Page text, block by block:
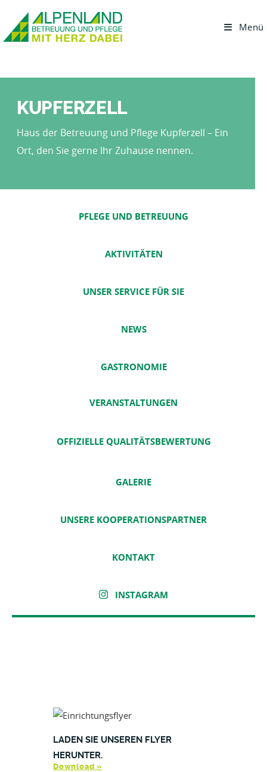
Menü
KUPFERZELL
Haus der Betreuung und Pflege Kupferzell – Ein
Ort, den Sie gerne Ihr Zuhause nennen.
PFLEGE UND BETREUUNG
AKTIVITÄTEN
UNSER SERVICE FÜR SIE
NEWS
GASTRONOMIE
VERANSTALTUNGEN
OFFIZIELLE QUALITÄTSBEWERTUNG
GALERIE
UNSERE KOOPERATIONSPARTNER
KONTAKT
INSTAGRAM
LADEN SIE UNSEREN FLYER
HERUNTER.
Download »